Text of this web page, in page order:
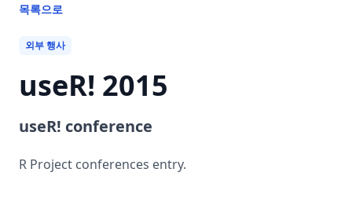
목록으로
외부 행사
useR! 2015
useR! conference
R Project conferences entry.